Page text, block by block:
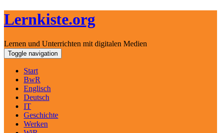
Lernkiste.org
Lernen und Unterrichten mit digitalen Medien
Skip
to
content
Toggle navigation
Start
BwR
Englisch
Deutsch
IT
Geschichte
Werken